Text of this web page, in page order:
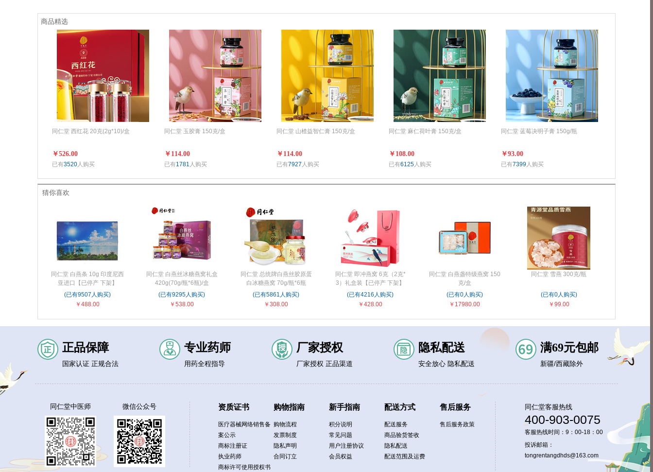
商品精选
同仁堂 西红花 20克(2g*10)/盒
￥526.00
已有3520人购买
同仁堂 玉胶膏 150克/盒
￥114.00
已有1781 人购买
同仁堂 山楂益智仁膏 150克/盒
￥114.00
已有7927 人购买
同仁堂 麻仁荷叶膏 150克/盒
￥108.00
已有6125人购买
同仁堂 蓝莓决明子膏 150g/瓶
￥93.00
已有7399人购买
猜你喜欢
同仁堂 白燕条 10g 印度尼西
亚进口【已停产 下架】
(已有9507人购买)
￥488.00
同仁堂 白燕丝冰糖燕窝礼盒
420g(70g/瓶*6瓶)/盒
(已有9295人购买)
￥538.00
同仁堂 总统牌白燕丝胶原蛋
白冰糖燕窝 70g/瓶*6瓶
(已有5861人购买)
￥308.00
同仁堂 即冲燕窝 6克（2克*
3）礼盒装【已停产 下架】
(已有4216人购买)
￥428.00
同仁堂 白燕盏特级燕窝 150
克/盒
(已有0人购买)
￥17980.00
同仁堂 雪燕 300克/瓶
(已有0人购买)
￥99.00
正品保障
国家认证 正规合法
专业药师
用药全程指导
厂家授权
厂家授权 正品渠道
隐私配送
安全放心 隐私配送
满69元包邮
新疆/西藏除外
同仁堂中医师 微信公众号 资质证书
医疗器械网络销售备
案公示
商标注册证
执业药师
商标许可使用授权书
购物指南
购物流程
发票制度
隐私声明
合同订立
新手指南
积分说明
常见问题
用户注册协议
会员权益
配送方式
配送服务
商品验货签收
隐私配送
配送范围及运费
售后服务
售后服务政策
同仁堂客服热线
400-903-0075
客服热线时间：9：00-18：00
投诉邮箱：
tongrentangdhds@163.com